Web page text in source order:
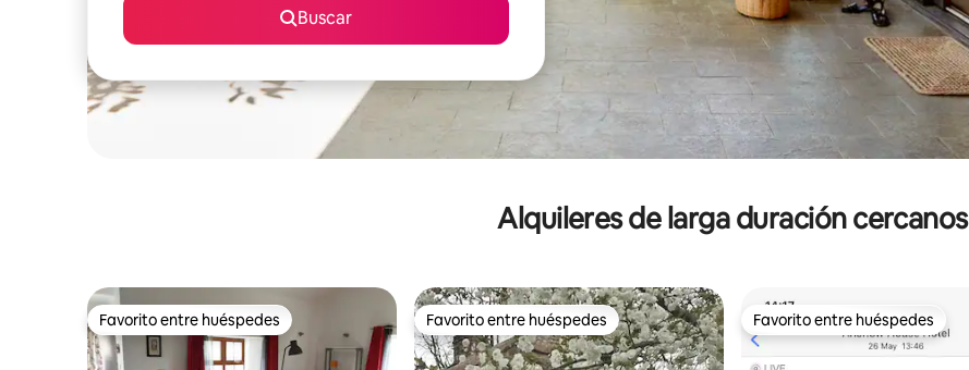
Buscar
Alquileres de larga duración cercanos
Favorito entre huéspedes
Favorito entre huéspedes Favorito entre huéspedes
Favorito entre huéspedes Favorito entre huéspedes
Favorito entre huéspedes